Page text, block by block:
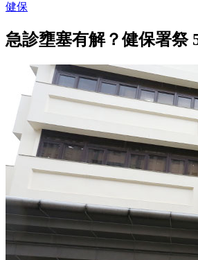
健保
急診壅塞有解？健保署祭